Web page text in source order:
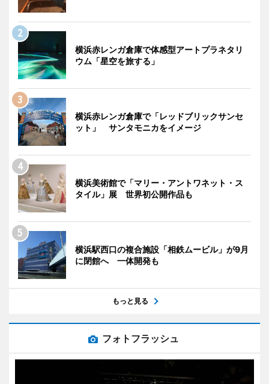
横浜赤レンガ倉庫で体感型アートプラネタリ
ウム「星空を旅する」
横浜赤レンガ倉庫で「レッドブリックサンセ
ット」 サンタモニカをイメージ
横浜美術館で「マリー・アントワネット・ス
タイル」展 世界初公開作品も
横浜駅西口の複合施設「相鉄ムービル」が9月
に閉館へ 一体開発も
もっと見る
フォトフラッシュ